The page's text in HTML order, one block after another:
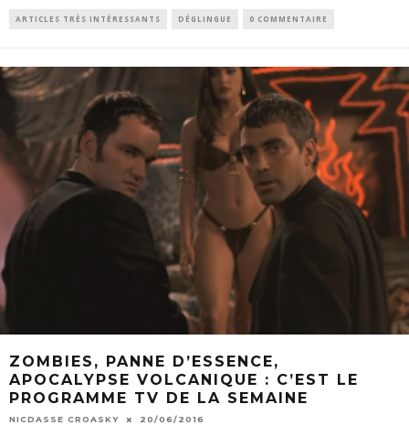
ARTICLES TRÈS INTÉRESSANTS DÉGLINGUE 0 COMMENTAIRE
ZOMBIES, PANNE D’ESSENCE,
APOCALYPSE VOLCANIQUE : C’EST LE
PROGRAMME TV DE LA SEMAINE
NICDASSE CROASKY 20/06/2016